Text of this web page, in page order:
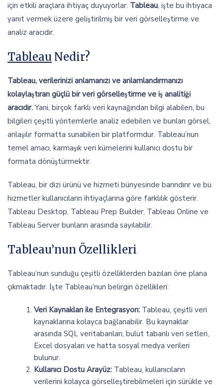
için etkili araçlara ihtiyaç duyuyorlar. Tableau, işte bu ihtiyaca
yanıt vermek üzere geliştirilmiş bir veri görselleştirme ve
analiz aracıdır.
Tableau Nedir?
Tableau, verilerinizi anlamanızı ve anlamlandırmanızı
kolaylaştıran güçlü bir veri görselleştirme ve iş analitiği
aracıdır. Yani, birçok farklı veri kaynağından bilgi alabilen, bu
bilgileri çeşitli yöntemlerle analiz edebilen ve bunları görsel,
anlaşılır formatta sunabilen bir platformdur. Tableau’nun
temel amacı, karmaşık veri kümelerini kullanıcı dostu bir
formata dönüştürmektir.
Tableau, bir dizi ürünü ve hizmeti bünyesinde barındırır ve bu
hizmetler kullanıcıların ihtiyaçlarına göre farklılık gösterir.
Tableau Desktop, Tableau Prep Builder, Tableau Online ve
Tableau Server bunların arasında sayılabilir.
Tableau’nun Özellikleri
Tableau’nun sunduğu çeşitli özelliklerden bazıları öne plana
çıkmaktadır. İşte Tableau’nun belirgin özellikleri:
Veri Kaynakları ile Entegrasyon: Tableau, çeşitli veri
kaynaklarına kolayca bağlanabilir. Bu kaynaklar
arasında SQL veritabanları, bulut tabanlı veri setleri,
Excel dosyaları ve hatta sosyal medya verileri
bulunur.
Kullanıcı Dostu Arayüz: Tableau, kullanıcıların
verilerini kolayca görselleştirebilmeleri için sürükle ve